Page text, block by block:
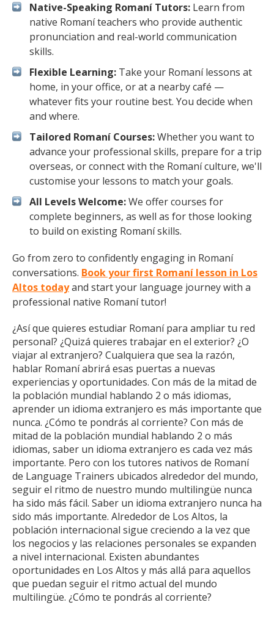
Native-Speaking Romaní Tutors: Learn from
native Romaní teachers who provide authentic
pronunciation and real-world communication
skills.
Flexible Learning: Take your Romaní lessons at
home, in your office, or at a nearby café —
whatever fits your routine best. You decide when
and where.
Tailored Romaní Courses:Whether you want to
advance your professional skills, prepare for a trip
overseas, or connect with the Romaní culture, we'll
customise your lessons to match your goals.
All Levels Welcome:We offer courses for
complete beginners, as well as for those looking
to build on existing Romaní skills.
Go from zero to confidently engaging in Romaní
conversations. Book your first Romaní lesson in Los
Altos todayand start your language journey with a
professional native Romaní tutor!
¿Así que quieres estudiar Romaní para ampliar tu red
personal? ¿Quizá quieres trabajar en el exterior? ¿O
viajar al extranjero? Cualquiera que sea la razón,
hablar Romaní abrirá esas puertas a nuevas
experiencias y oportunidades. Con más de la mitad de
la población mundial hablando 2 o más idiomas,
aprender un idioma extranjero es más importante que
nunca. ¿Cómo te pondrás al corriente? Con más de
mitad de la población mundial hablando 2 o más
idiomas, saber un idioma extranjero es cada vez más
importante. Pero con los tutores nativos de Romaní
de Language Trainers ubicados alrededor del mundo,
seguir el ritmo de nuestro mundo multilingüe nunca
ha sido más fácil. Saber un idioma extranjero nunca ha
sido más importante. Alrededor de Los Altos, la
población internacional sigue creciendo a la vez que
los negocios y las relaciones personales se expanden
a nivel internacional. Existen abundantes
oportunidades en Los Altos y más allá para aquellos
que puedan seguir el ritmo actual del mundo
multilingüe. ¿Cómo te pondrás al corriente?